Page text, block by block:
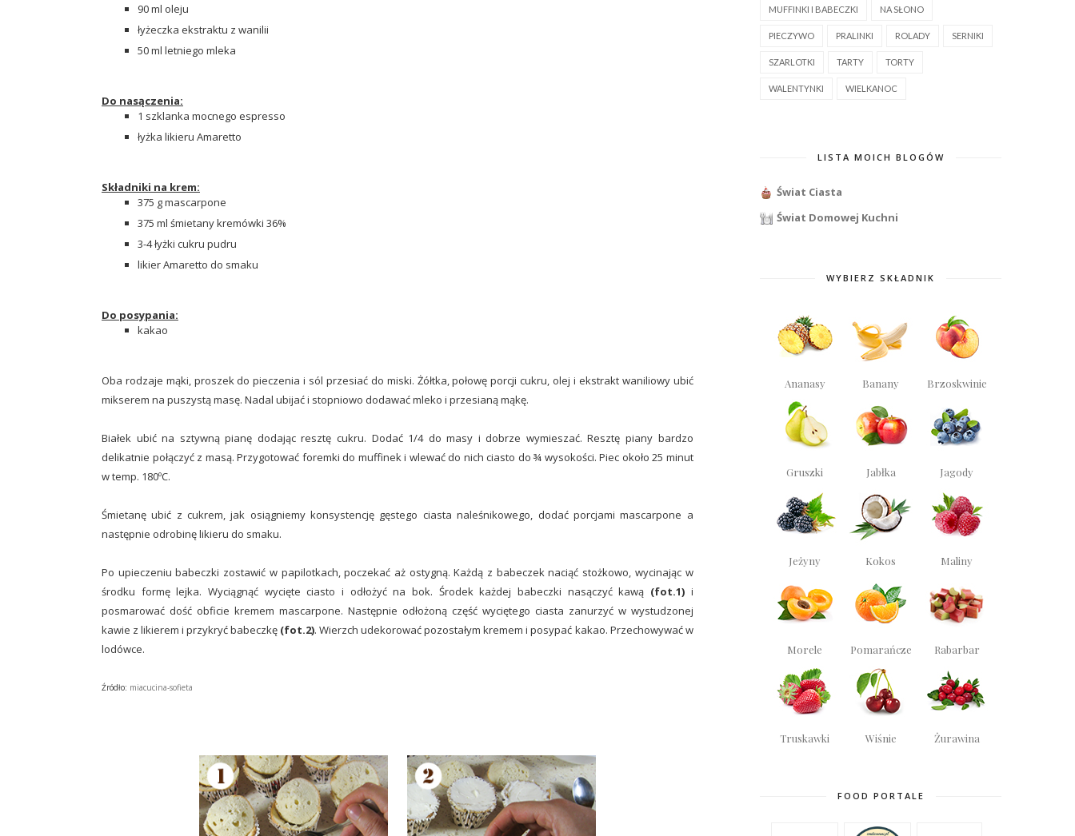
90 ml oleju
łyżeczka ekstraktu z wanilii
50 ml letniego mleka
Do nasączenia:
1 szklanka mocnego espresso
łyżka likieru Amaretto
Składniki na krem:
375 g mascarpone
375 ml śmietany kremówki 36%
3-4 łyżki cukru pudru
likier Amaretto do smaku
Do posypania:
kakao
Oba rodzaje mąki, proszek do pieczenia i sól przesiać do miski. Żółtka, połowę porcji cukru, olej i ekstrakt waniliowy ubić
mikserem na puszystą masę. Nadal ubijać i stopniowo dodawać mleko i przesianą mąkę.
Białek ubić na sztywną pianę dodając resztę cukru. Dodać 1/4 do masy i dobrze wymieszać. Resztę piany bardzo
delikatnie połączyć z masą. Przygotować foremki do muffinek i wlewać do nich ciasto do ¾ wysokości. Piec około 25 minut
w temp. 180ºC.
Śmietanę ubić z cukrem, jak osiągniemy konsystencję gęstego ciasta naleśnikowego, dodać porcjami mascarpone a
następnie odrobinę likieru do smaku.
Po upieczeniu babeczki zostawić w papilotkach, poczekać aż ostygną. Każdą z babeczek naciąć stożkowo, wycinając w
środku formę lejka. Wyciągnąć wycięte ciasto i odłożyć na bok. Środek każdej babeczki nasączyć kawą (fot.1)i
posmarować dość obficie kremem mascarpone. Następnie odłożoną część wyciętego ciasta zanurzyć w wystudzonej
kawie z likierem i przykryć babeczkę (fot.2). Wierzch udekorować pozostałym kremem i posypać kakao. Przechowywać w
lodówce.
Źródło: miacucina-sofieta
MUFFINKI I BABECZKI NA SŁONO
PIECZYWO PRALINKI ROLADY SERNIKI
SZARLOTKI TARTY TORTY
WALENTYNKI WIELKANOC
LISTA MOICH BLOGÓW
Świat Ciasta
Świat Domowej Kuchni
WYBIERZ SKŁADNIK
Ananasy Banany Brzoskwinie
Gruszki Jabłka Jagody
Jeżyny Kokos Maliny
Morele Pomarańcze Rabarbar
Truskawki Wiśnie Żurawina
FOOD PORTALE